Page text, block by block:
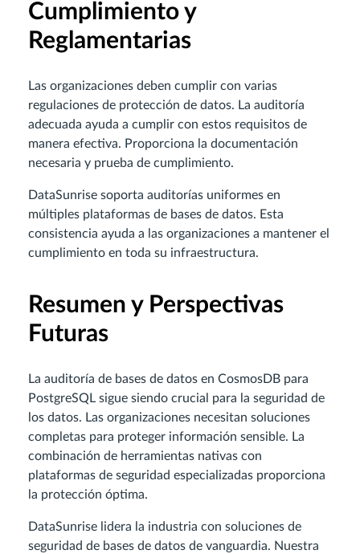
Cumplimiento y
Reglamentarias
Las organizaciones deben cumplir con varias
regulaciones de protección de datos. La auditoría
adecuada ayuda a cumplir con estos requisitos de
manera efectiva. Proporciona la documentación
necesaria y prueba de cumplimiento.
DataSunrise soporta auditorías uniformes en
múltiples plataformas de bases de datos. Esta
consistencia ayuda a las organizaciones a mantener el
cumplimiento en toda su infraestructura.
Resumen y Perspectivas
Futuras
La auditoría de bases de datos en CosmosDB para
PostgreSQL sigue siendo crucial para la seguridad de
los datos. Las organizaciones necesitan soluciones
completas para proteger información sensible. La
combinación de herramientas nativas con
plataformas de seguridad especializadas proporciona
la protección óptima.
DataSunrise lidera la industria con soluciones de
seguridad de bases de datos de vanguardia. Nuestra